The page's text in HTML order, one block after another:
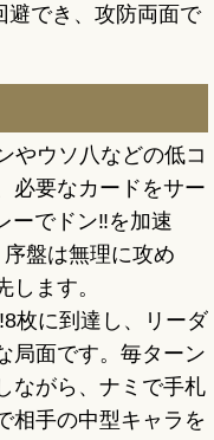
避でき、攻防両面で
やウソ八などの低コ
必要なカードをサー
ーでドン‼を加速
盤は無理に攻め
ます。
枚に到達し、リーダ
局面です。毎ターン
ながら、ナミで手札
相手の中型キャラを